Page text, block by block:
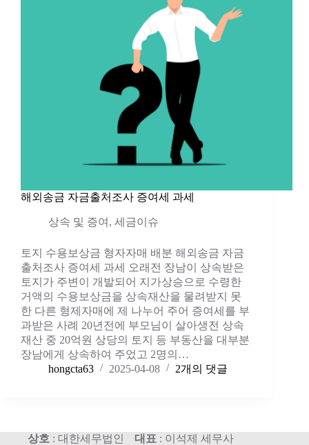
해외송금 자금출처조사 증여세 과세
상속 및 증여 , 세금이슈
토지 수용보상금 형자자매 배분 해외송금 자금
출처조사 증여세 과세 오래전 장남이 상속받은
토지가 주변이 개발되어 지가상승으로 수령한
거액의 수용보상금을 상속재산을 물려받지 못
한 다른 형제자매에 제 나누어 주어 증여세를 부
과받은 사례 20년전에 부모님이 살아생전 상속
재산 중 20억원 상당의 토지 등 부동산을 대부분
장남에게 상속하여 주었고 2명의…
hongcta63
2025-04-08 2개의 댓글
상호 : 대한세무법인 대표 : 이석제 세무사